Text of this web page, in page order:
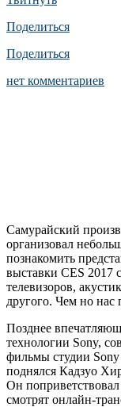
Поделиться
Поделиться
нет комментариев
Самурайский
организовал
познакомить
выставки CES 2017
телевизоров,
другого. Чем но нас
Позднее
технологии Sony,
фильмы студии
поднялся Кадзуо
Он поприветствовал
смотрят онлайн-